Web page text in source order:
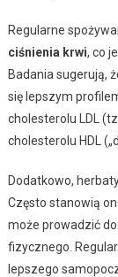
Regularne
ciśnienia krwi, co
Badania sugerują,
się lepszym
cholesterolu LDL
cholesterolu HDL
Dodatkowo,
Często stanowią
może prowadzić
fizycznego.
lepszego